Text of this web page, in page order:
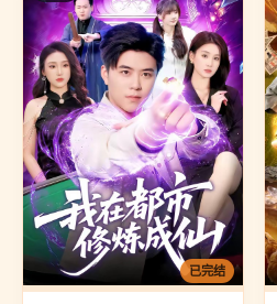
已完结